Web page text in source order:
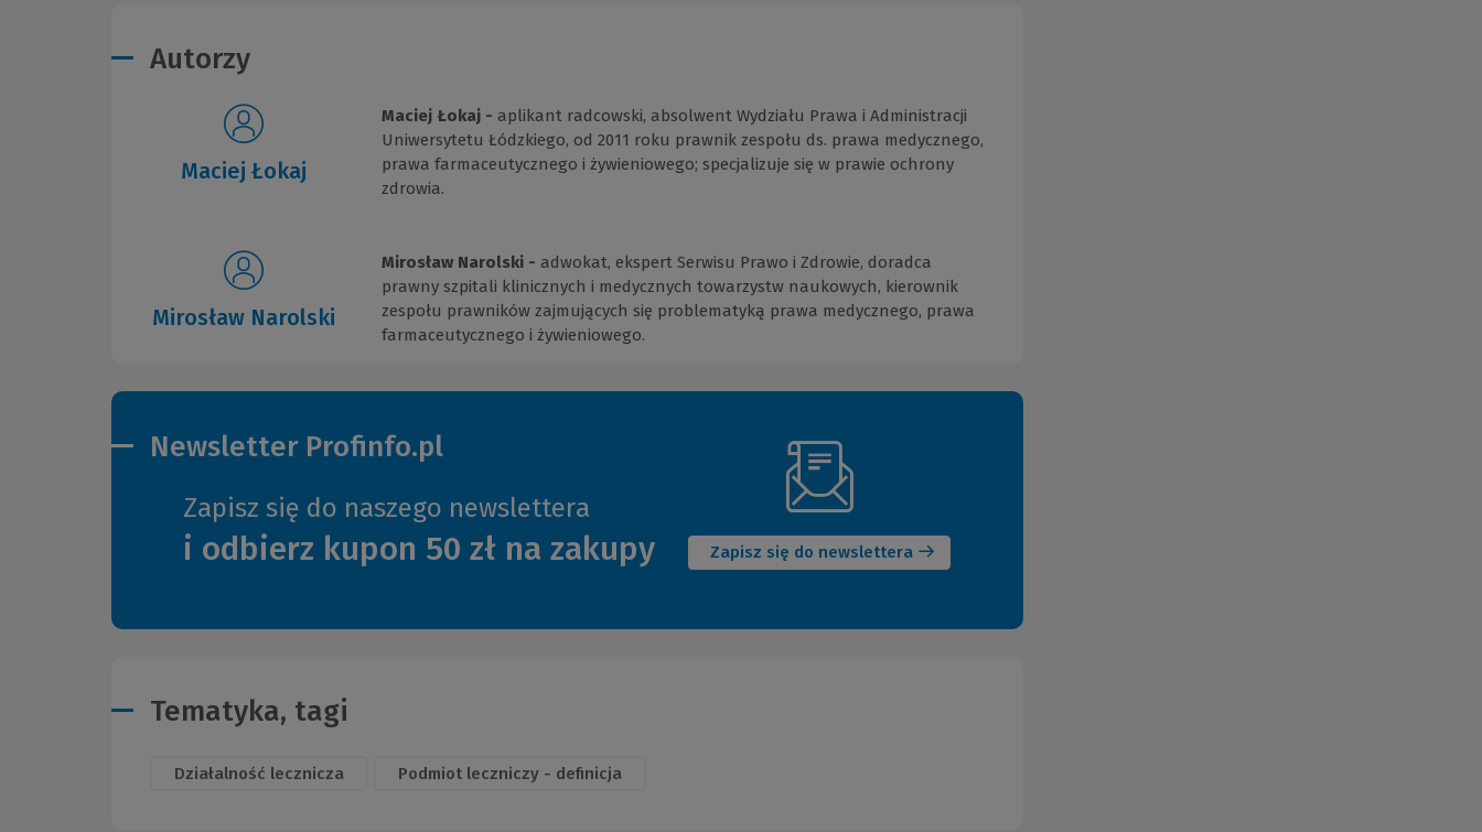
Autorzy
Maciej Łokaj
Maciej Łokaj - aplikant radcowski, absolwent Wydziału Prawa i Administracji
Uniwersytetu Łódzkiego, od 2011 roku prawnik zespołu ds. prawa medycznego,
prawa farmaceutycznego i żywieniowego; specjalizuje się w prawie ochrony
zdrowia.
Mirosław Narolski
Mirosław Narolski - adwokat, ekspert Serwisu Prawo i Zdrowie, doradca
prawny szpitali klinicznych i medycznych towarzystw naukowych, kierownik
zespołu prawników zajmujących się problematyką prawa medycznego, prawa
farmaceutycznego i żywieniowego.
Newsletter Profinfo.pl
Zapisz się do naszego newslettera
i odbierz kupon 50 zł na zakupy Zapisz się do newslettera
okno)
Tematyka, tagi
Działalność lecznicza Podmiot leczniczy - definicja